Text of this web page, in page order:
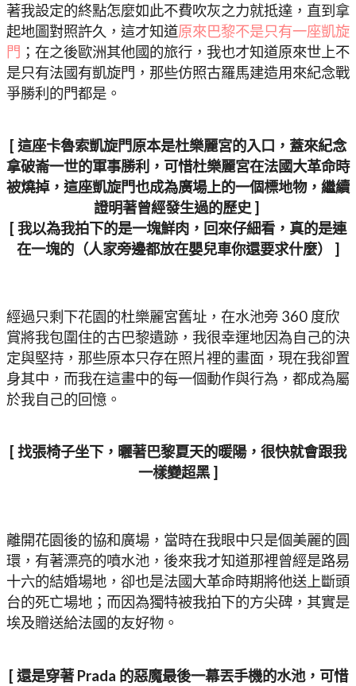
著我設定的終點怎麼如此不費吹灰之力就抵達，直到拿
起地圖對照許久，這才知道原來巴黎不是只有一座凱旋
門 ；在之後歐洲其他國的旅行，我也才知道原來世上不
是只有法國有凱旋門，那些仿照古羅馬建造用來紀念戰
爭勝利的門都是。
[ 這座卡魯索凱旋門原本是杜樂麗宮的入口，蓋來紀念
拿破崙一世的軍事勝利，可惜杜樂麗宮在法國大革命時
被燒掉，這座凱旋門也成為廣場上的一個標地物，繼續
證明著曾經發生過的歷史 ]
[ 我以為我拍下的是一塊鮮肉，回來仔細看，真的是連
在一塊的（人家旁邊都放在嬰兒車你還要求什麼） ]
經過只剩下花園的杜樂麗宮舊址，在水池旁 360 度欣
賞將我包圍住的古巴黎遺跡，我很幸運地因為自己的決
定與堅持，那些原本只存在照片裡的畫面，現在我卻置
身其中，而我在這畫中的每一個動作與行為，都成為屬
於我自己的回憶。
[ 找張椅子坐下，曬著巴黎夏天的暖陽，很快就會跟我
一樣變超黑 ]
離開花園後的協和廣場，當時在我眼中只是個美麗的圓
環，有著漂亮的噴水池，後來我才知道那裡曾經是路易
十六的結婚場地，卻也是法國大革命時期將他送上斷頭
台的死亡場地；而因為獨特被我拍下的方尖碑，其實是
埃及贈送給法國的友好物。
[ 還是穿著 Prada 的惡魔最後一幕丟手機的水池，可惜